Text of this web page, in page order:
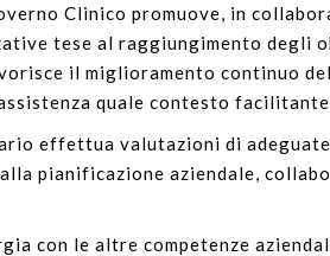
Clinico promuove, in
tese al raggiungimento degli
il miglioramento continuo
quale contesto facilitante
effettua valutazioni di
pianificazione aziendale,
con le altre competenze